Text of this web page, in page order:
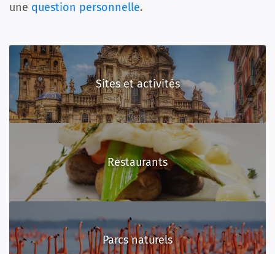
une question personnelle.
Sites et activités
Restaurants
Parcs naturels